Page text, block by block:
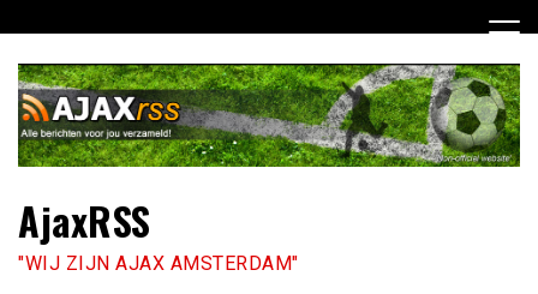
naar
inhoud
AjaxRSS
"WIJ ZIJN AJAX AMSTERDAM"